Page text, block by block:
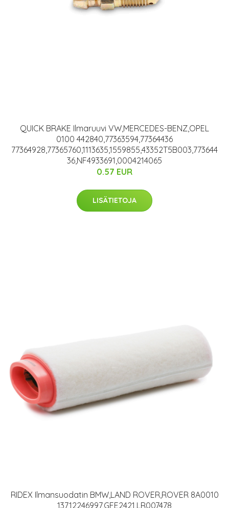
QUICK BRAKE Ilmaruuvi VW,MERCEDES-BENZ,OPEL
0100 442840,77363594,77364436
77364928,77365760,1113635,1559855,43352T5B003,773644
36,NF4933691,0004214065
0.57 EUR
LISÄTIETOJA
RIDEX Ilmansuodatin BMW,LAND ROVER,ROVER 8A0010
13712246997,GFE2421,LR007478